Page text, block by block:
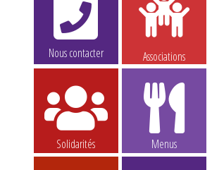
Nous contacter Associations
Solidarités Menus